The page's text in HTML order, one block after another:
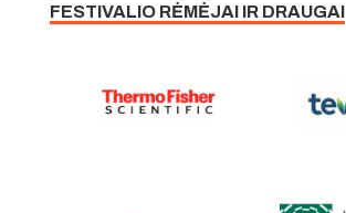
FESTIVALIO RĖMĖJAI IR DRAUGAI